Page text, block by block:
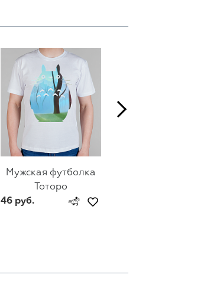
Мужская футболка
Тоторо
46 руб.